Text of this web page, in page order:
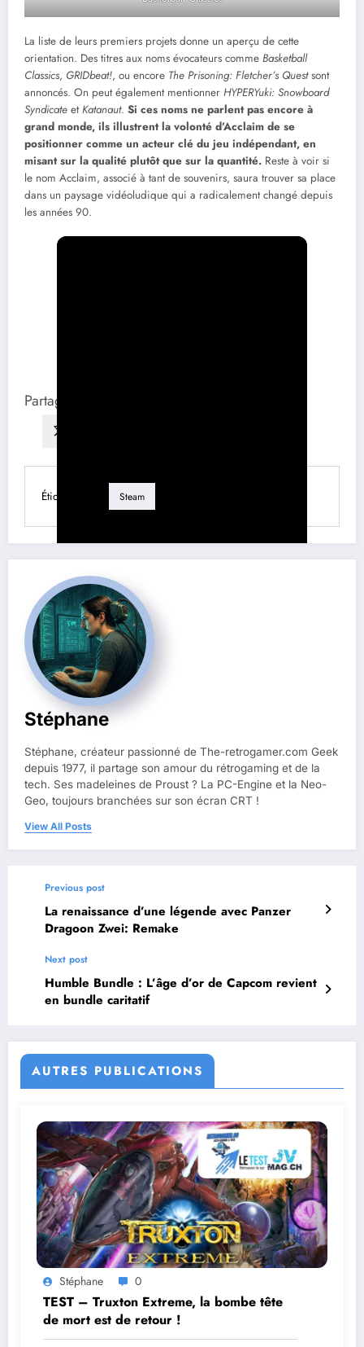
La liste de leurs premiers projets donne un aperçu de cette
orientation. Des titres aux noms évocateurs comme Basketball
Classics, GRIDbeat!, ou encore The Prisoning: Fletcher’s Questsont
annoncés. On peut également mentionner HYPERYuki: Snowboard
Syndicate etKatanaut. Si ces noms ne parlent pas encore à
grand monde, ils illustrent la volonté d’Acclaim de se
positionner comme un acteur clé du jeu indépendant, en
misant sur la qualité plutôt que sur la quantité. Reste à voir si
le nom Acclaim, associé à tant de souvenirs, saura trouver sa place
dans un paysage vidéoludique qui a radicalement changé depuis
les années 90.
Partagez ce contenu :
Étiquette Steam
Stéphane
Stéphane, créateur passionné de The-retrogamer.com Geek
depuis 1977, il partage son amour du rétrogaming et de la
tech. Ses madeleines de Proust ? La PC-Engine et la Neo-
Geo, toujours branchées sur son écran CRT !
View All Posts
Previous post
La renaissance d’une légende avec Panzer
Dragoon Zwei: Remake
Next post
Humble Bundle : L’âge d’or de Capcom revient
en bundle caritatif
AUTRES PUBLICATIONS
Stéphane 0
TEST – Truxton Extreme, la bombe tête
de mort est de retour !